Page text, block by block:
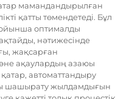
мамандандырылған
қатты төмендетеді. Бұл
оптималды
нәтижесінде
жақсарған
ақаулардың азаюы
автоматтандыру
шашырату жылдамдығын